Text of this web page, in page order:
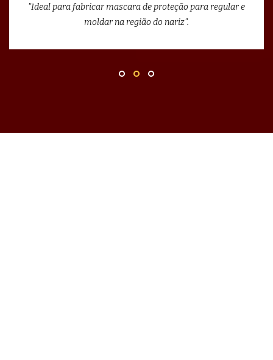
"Ideal para fabricar mascara de proteção para regular e
moldar na região do nariz".